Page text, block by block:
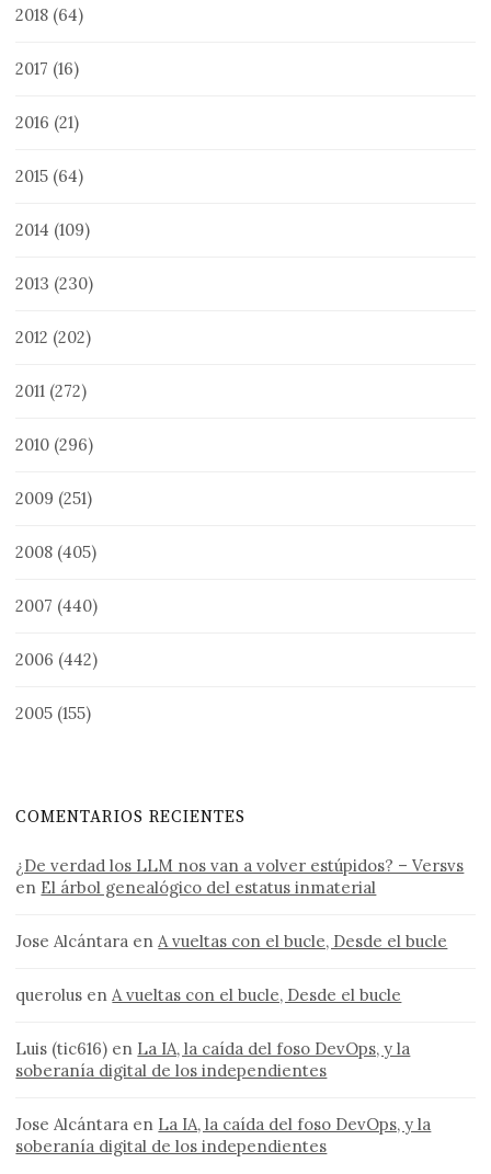
2018 (64)
2017 (16)
2016 (21)
2015 (64)
2014 (109)
2013 (230)
2012 (202)
2011 (272)
2010 (296)
2009 (251)
2008 (405)
2007 (440)
2006 (442)
2005 (155)
COMENTARIOS RECIENTES
¿De verdad los LLM nos van a volver estúpidos? – Versvs
en El árbol genealógico del estatus inmaterial
Jose Alcántara en A vueltas con el bucle, Desde el bucle
querolus en A vueltas con el bucle, Desde el bucle
Luis (tic616) en La IA, la caída del foso DevOps, y la
soberanía digital de los independientes
Jose Alcántara en La IA, la caída del foso DevOps, y la
soberanía digital de los independientes